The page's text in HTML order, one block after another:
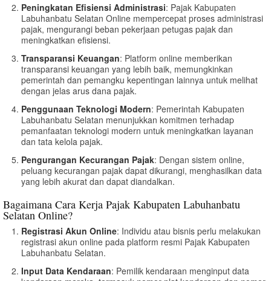
Peningkatan Efisiensi Administrasi: Pajak Kabupaten
Labuhanbatu Selatan Online mempercepat proses administrasi
pajak, mengurangi beban pekerjaan petugas pajak dan
meningkatkan efisiensi.
Transparansi Keuangan: Platform online memberikan
transparansi keuangan yang lebih baik, memungkinkan
pemerintah dan pemangku kepentingan lainnya untuk melihat
dengan jelas arus dana pajak.
Penggunaan Teknologi Modern: Pemerintah Kabupaten
Labuhanbatu Selatan menunjukkan komitmen terhadap
pemanfaatan teknologi modern untuk meningkatkan layanan
dan tata kelola pajak.
Pengurangan Kecurangan Pajak: Dengan sistem online,
peluang kecurangan pajak dapat dikurangi, menghasilkan data
yang lebih akurat dan dapat diandalkan.
Bagaimana Cara Kerja Pajak Kabupaten Labuhanbatu
Selatan Online?
Registrasi Akun Online: Individu atau bisnis perlu melakukan
registrasi akun online pada platform resmi Pajak Kabupaten
Labuhanbatu Selatan.
Input Data Kendaraan: Pemilik kendaraan menginput data